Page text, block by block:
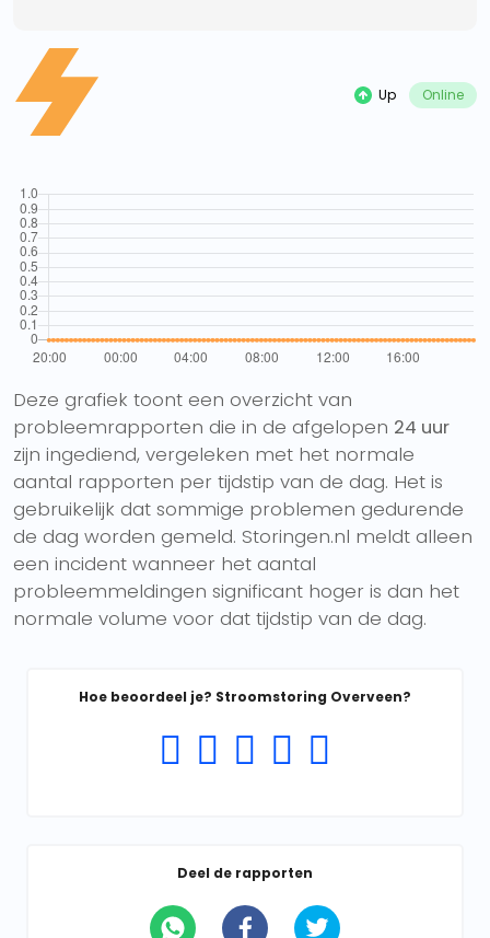
Up Online
Deze grafiek toont een overzicht van
probleemrapporten die in de afgelopen 24 uur
zijn ingediend, vergeleken met het normale
aantal rapporten per tijdstip van de dag. Het is
gebruikelijk dat sommige problemen gedurende
de dag worden gemeld. Storingen.nl meldt alleen
een incident wanneer het aantal
probleemmeldingen significant hoger is dan het
normale volume voor dat tijdstip van de dag.
Hoe beoordeel je? Stroomstoring Overveen?
Deel de rapporten